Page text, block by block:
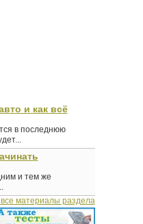
и как всё
в последнюю
и тем же
материалы раздела